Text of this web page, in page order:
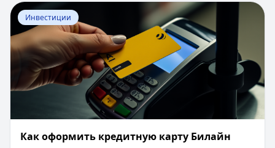
кредитования — до 30 лет.
Перейти к статье: ​Как оформить кредитную карту
Инвестиции
​Как оформить кредитную карту Билайн